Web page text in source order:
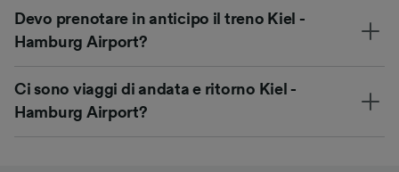
Devo prenotare in anticipo il treno Kiel -
Hamburg Airport?
Ci sono viaggi di andata e ritorno Kiel -
Hamburg Airport?